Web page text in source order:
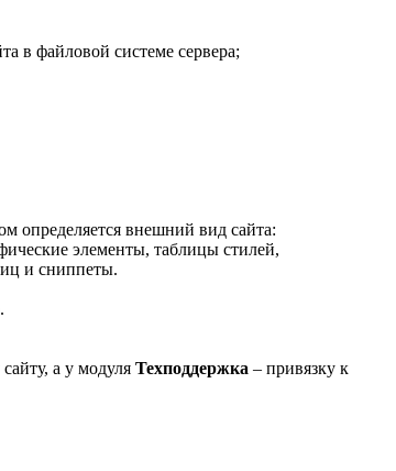
в файловой системе сервера;
определяется внешний вид сайта:
элементы, таблицы стилей,
и сниппеты.
а у модуля Техподдержка – привязку к